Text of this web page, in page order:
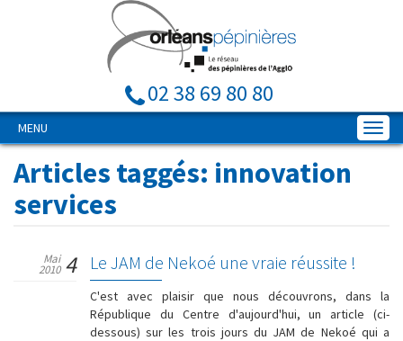
02 38 69 80 80
MENU
Articles taggés: innovation
services
Le JAM de Nekoé une vraie réussite !
Mai
2010 4
C'est avec plaisir que nous découvrons, dans la
République du Centre d'aujourd'hui, un article (ci-
dessous) sur les trois jours du JAM de Nekoé qui a